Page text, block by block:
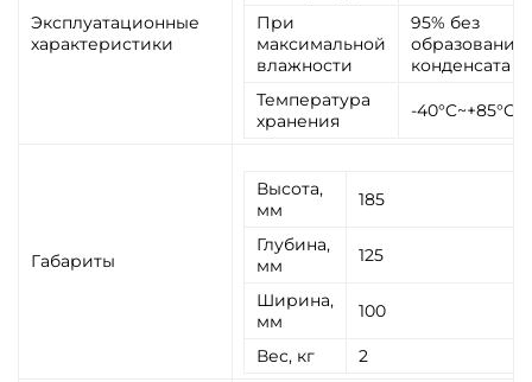
Эксплуатационные
характеристики
При
максимальной
влажности
95% без
образования
конденсата
Температура
хранения
-40°C~+85°C
Габариты
Высота,
мм
185
Глубина,
мм
125
Ширина,
мм
100
Вес, кг 2